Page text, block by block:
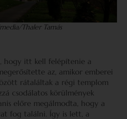
Thaler Tamás
hogy itt kell felépítenie a
az, amikor emberei
rátaláltak a régi templom
csodálatos körülmények
előre megálmodta, hogy a
fog találni. Így is lett, a